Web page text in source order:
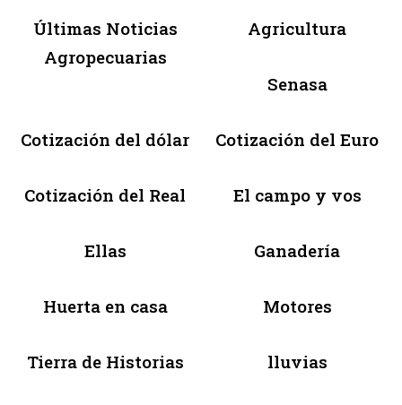
Últimas Noticias
Agropecuarias
Agricultura
Senasa
Cotización del dólar Cotización del Euro
Cotización del Real El campo y vos
Ellas Ganadería
Huerta en casa Motores
Tierra de Historias lluvias